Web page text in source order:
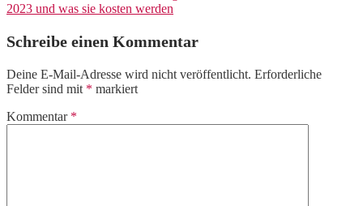
2023 und was sie kosten werden
Schreibe einen Kommentar
Deine E-Mail-Adresse wird nicht veröffentlicht. Erforderliche
Felder sind mit * markiert
Kommentar *